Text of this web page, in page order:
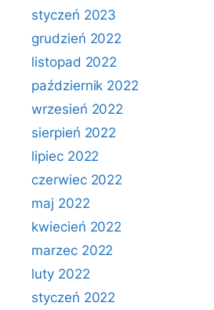
styczeń 2023
grudzień 2022
listopad 2022
październik 2022
wrzesień 2022
sierpień 2022
lipiec 2022
czerwiec 2022
maj 2022
kwiecień 2022
marzec 2022
luty 2022
styczeń 2022